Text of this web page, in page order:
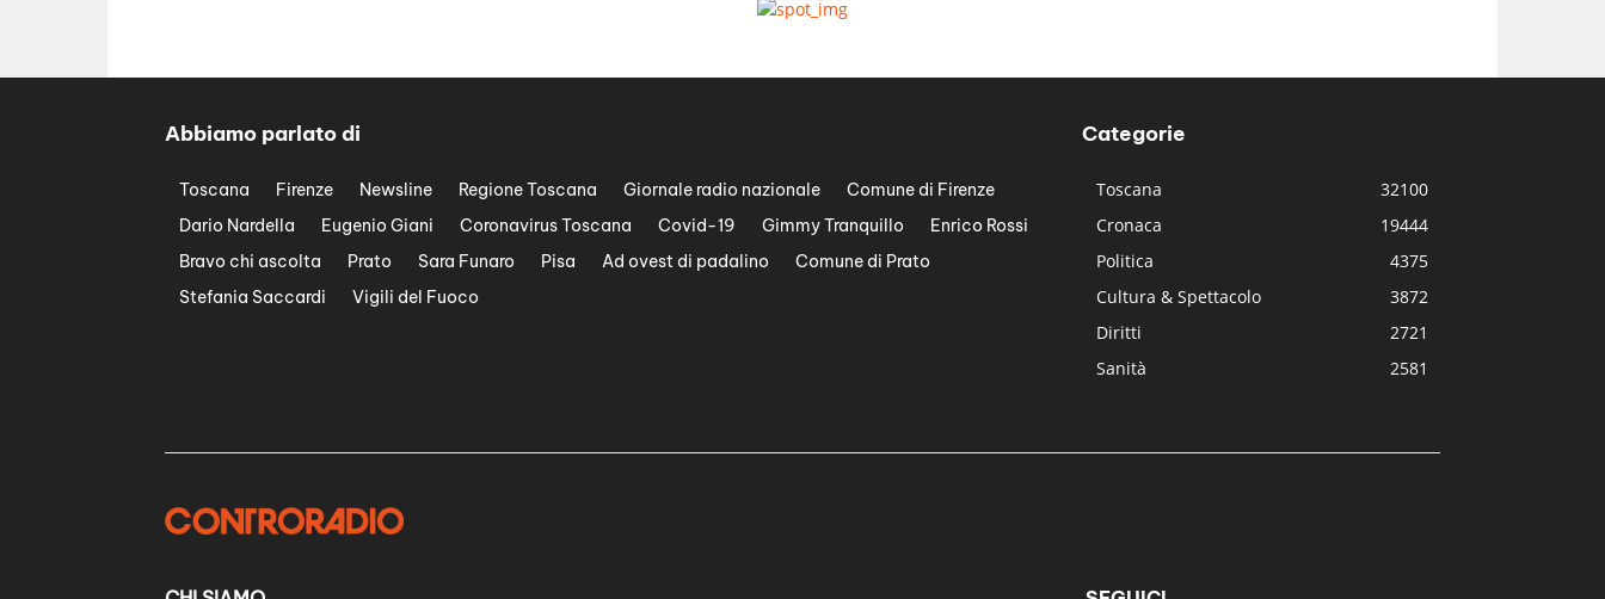
Abbiamo parlato di
Toscana Firenze Newsline Regione Toscana Giornale radio nazionale
Comune di Firenze
Dario Nardella
Eugenio Giani Coronavirus Toscana Covid-19 Gimmy Tranquillo
Enrico Rossi
Bravo chi ascolta
Prato Sara Funaro Pisa Ad ovest di padalino
Comune di Prato
Stefania Saccardi
Vigili del Fuoco
Categorie
Toscana
32100
Cronaca
19444
Politica
4375
Cultura & Spettacolo
3872
Diritti
2721
Sanità
2581